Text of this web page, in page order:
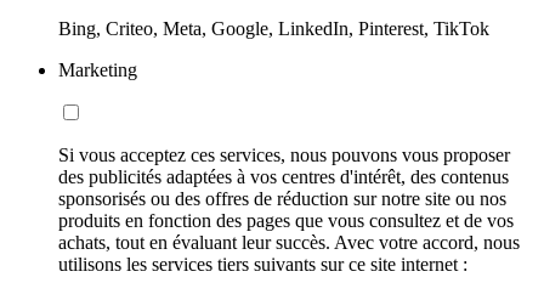
Bing, Criteo, Meta, Google, LinkedIn, Pinterest, TikTok
Marketing
Si vous acceptez ces services, nous pouvons vous proposer
des publicités adaptées à vos centres d'intérêt, des contenus
sponsorisés ou des offres de réduction sur notre site ou nos
produits en fonction des pages que vous consultez et de vos
achats, tout en évaluant leur succès. Avec votre accord, nous
utilisons les services tiers suivants sur ce site internet :